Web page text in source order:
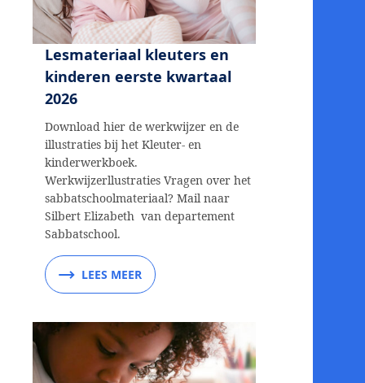
Lesmateriaal kleuters en
kinderen eerste kwartaal
2026
Download hier de werkwijzer en de
illustraties bij het Kleuter- en
kinderwerkboek.
Werkwijzerllustraties Vragen over het
sabbatschoolmateriaal? Mail naar
Silbert Elizabeth van departement
Sabbatschool.
LEES MEER